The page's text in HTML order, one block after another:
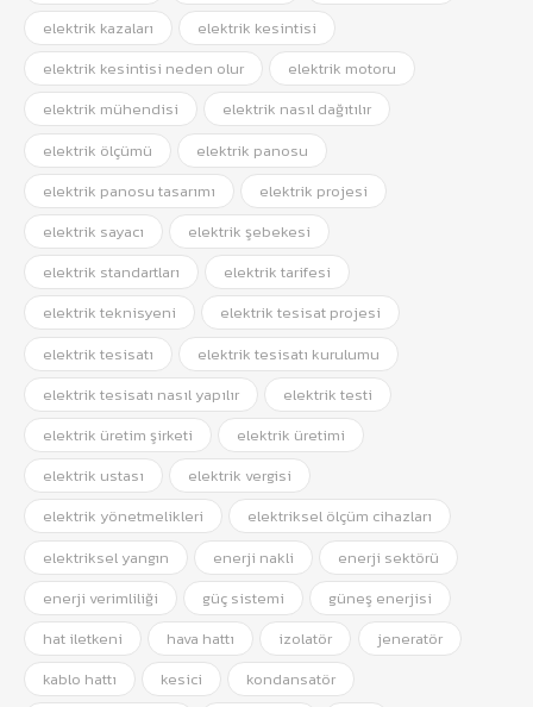
elektrik kazaları
elektrik kesintisi
elektrik kesintisi neden olur
elektrik motoru
elektrik mühendisi
elektrik nasıl dağıtılır
elektrik ölçümü
elektrik panosu
elektrik panosu tasarımı
elektrik projesi
elektrik sayacı
elektrik şebekesi
elektrik standartları
elektrik tarifesi
elektrik teknisyeni
elektrik tesisat projesi
elektrik tesisatı
elektrik tesisatı kurulumu
elektrik tesisatı nasıl yapılır
elektrik testi
elektrik üretim şirketi
elektrik üretimi
elektrik ustası
elektrik vergisi
elektrik yönetmelikleri
elektriksel ölçüm cihazları
elektriksel yangın
enerji nakli
enerji sektörü
enerji verimliliği
güç sistemi
güneş enerjisi
hat iletkeni
hava hattı izolatör
jeneratör
kablo hattı
kesici
kondansatör